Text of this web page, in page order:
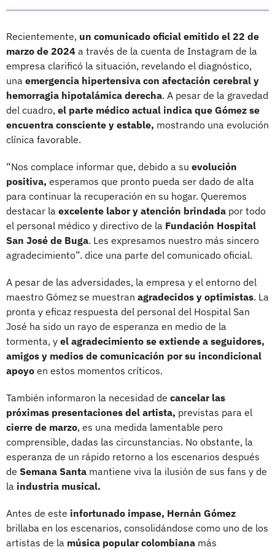
Recientemente, un comunicado oficial emitido el 22 de
marzo de 2024 a través de la cuenta de Instagram de la
empresa clarificó la situación, revelando el diagnóstico,
una emergencia hipertensiva con afectación cerebral y
hemorragia hipotalámica derecha. A pesar de la gravedad
del cuadro, el parte médico actual indica que Gómez se
encuentra consciente y estable, mostrando una evolución
clínica favorable.
“Nos complace informar que, debido a su evolución
positiva, esperamos que pronto pueda ser dado de alta
para continuar la recuperación en su hogar. Queremos
destacar la excelente labor y atención brindada por todo
el personal médico y directivo de la Fundación Hospital
San José de Buga. Les expresamos nuestro más sincero
agradecimiento”. dice una parte del comunicado oficial.
A pesar de las adversidades, la empresa y el entorno del
maestro Gómez se muestran agradecidos y optimistas. La
pronta y eficaz respuesta del personal del Hospital San
José ha sido un rayo de esperanza en medio de la
tormenta, y el agradecimiento se extiende a seguidores,
amigos y medios de comunicación por su incondicional
apoyo en estos momentos críticos.
También informaron la necesidad de cancelar las
próximas presentaciones del artista, previstas para el
cierre de marzo, es una medida lamentable pero
comprensible, dadas las circunstancias. No obstante, la
esperanza de un rápido retorno a los escenarios después
de Semana Santa mantiene viva la ilusión de sus fans y de
la industria musical.
Antes de este infortunado impase, Hernán Gómez
brillaba en los escenarios, consolidándose como uno de los
artistas de la música popular colombiana más